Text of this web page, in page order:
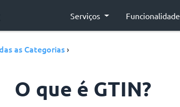
Serviços
as Categorias ›
O que é GTIN?